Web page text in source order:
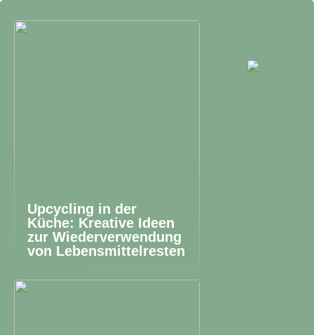
Upcycling in der
Küche: Kreative Ideen
zur Wiederverwendung
von Lebensmittelresten